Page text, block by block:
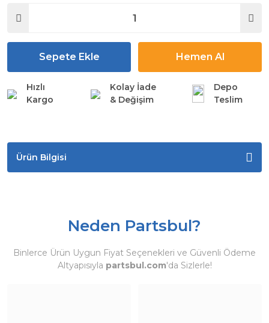
Sepete Ekle Hemen Al
Hızlı
Kargo
Kolay İade
& Değişim
Depo
Teslim
Ürün Bilgisi
Neden Partsbul?
Binlerce Ürün Uygun Fiyat Seçenekleri ve Güvenli Ödeme
Altyapısıyla partsbul.com'da Sizlerle!